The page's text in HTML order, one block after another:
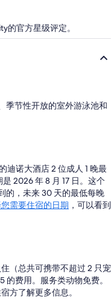
的官方星级评定。
季节性开放的室外游泳池和
迪诺大酒店 2 位成人 1 晚最
2026 年 8 月 17 日。这个
的，未来 30 天的最低每晚
需要住宿的日期 ，可以看到
（总共可携带不超过 2 只宠
的费用。服务类动物免费。
方了解更多信息。